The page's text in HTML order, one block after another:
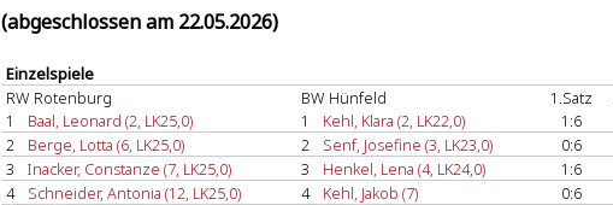
(abgeschlossen am 22.05.2026)
Einzelspiele
RW Rotenburg
BW Hünfeld 1.Satz
1
Baal, Leonard (2, LK25,0) 1 Kehl, Klara (2, LK22,0) 1:6
2
Berge, Lotta (6, LK25,0) 2 Senf, Josefine (3, LK23,0) 0:6
3
Inacker, Constanze (7, LK25,0) 3 Henkel, Lena (4, LK24,0) 1:6
4
Schneider, Antonia (12, LK25,0) 4 Kehl, Jakob (7) 0:6